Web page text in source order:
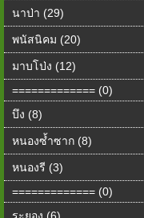
นาป่า (29)
พนัสนิคม (20)
มาบโป่ง (12)
============= (0)
บึง (8)
หนองซ้ำซาก (8)
หนองรี (3)
============= (0)